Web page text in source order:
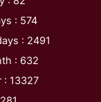
: 574
: 2491
: 632
: 13327